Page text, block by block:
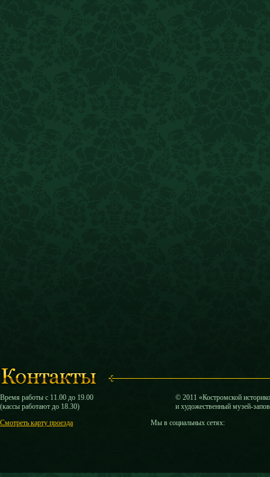
Время работы с 11.00 до 19.00
(кассы работают до 18.30)
Смотреть карту проезда
© 2011 «Костромской
и художественный музей-
Мы в социальных сетях: